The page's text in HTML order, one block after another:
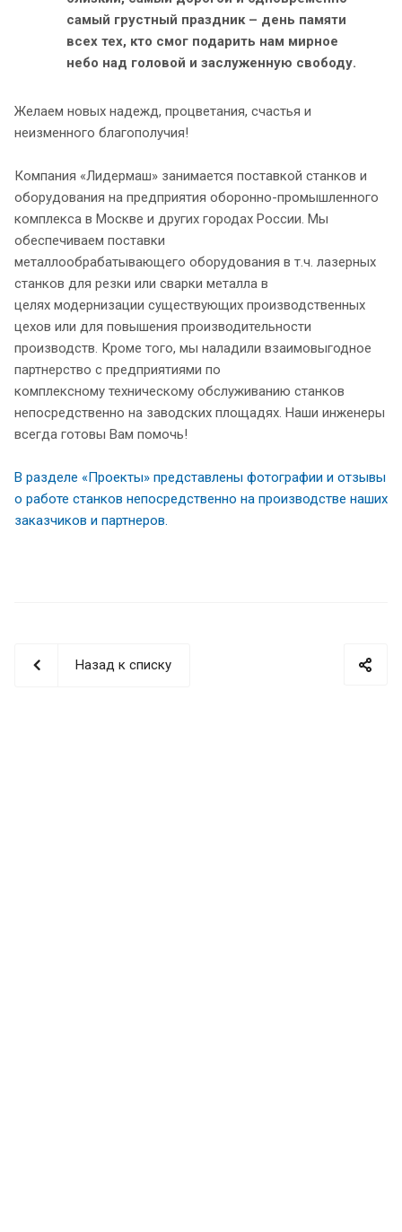
самый грустный праздник – день памяти
всех тех, кто смог подарить нам мирное
небо над головой и заслуженную свободу.
Желаем новых надежд, процветания, счастья и
неизменного благополучия!
Компания «Лидермаш» занимается поставкой станков и
оборудования на предприятия оборонно-промышленного
комплекса в Москве и других городах России. Мы
обеспечиваем поставки
металлообрабатывающего оборудования в т.ч. лазерных
станков для резки или сварки металла в
целях модернизации существующих производственных
цехов или для повышения производительности
производств. Кроме того, мы наладили взаимовыгодное
партнерство с предприятиями по
комплексному техническому обслуживанию станков
непосредственно на заводских площадях. Наши инженеры
всегда готовы Вам помочь!
В разделе «Проекты» представлены фотографии и отзывы
о работе станков непосредственно на производстве наших
заказчиков и партнеров.
Назад к списку